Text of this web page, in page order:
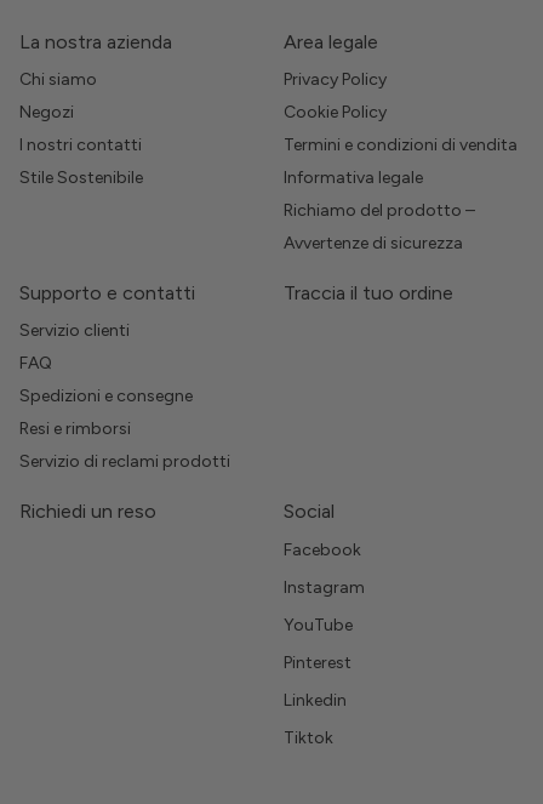
La nostra azienda
Chi siamo
Negozi
I nostri contatti
Stile Sostenibile
Area legale
Privacy Policy
Cookie Policy
Termini e condizioni di vendita
Informativa legale
Richiamo del prodotto –
Avvertenze di sicurezza
Supporto e contatti
Servizio clienti
FAQ
Spedizioni e consegne
Resi e rimborsi
Servizio di reclami prodotti
Traccia il tuo ordine
Richiedi un reso Social
Facebook
Instagram
YouTube
Pinterest
Linkedin
Tiktok